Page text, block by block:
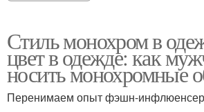
Стиль монохром в
цвет в одежде: как
носить монохромные
Перенимаем опыт фэшн-